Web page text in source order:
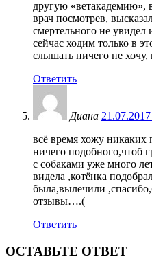
другую «ветакадемию»,
врач посмотрев,
смертельного не увидел
сейчас ходим только в
слышать ничего не хочу,
Ответить
Диана
всё время хожу никаких
ничего подобного,чтоб
с собаками уже много
видела ,котёнка
была,вылечили
отзывы….(
Ответить
ОСТАВЬТЕ ОТВЕТ